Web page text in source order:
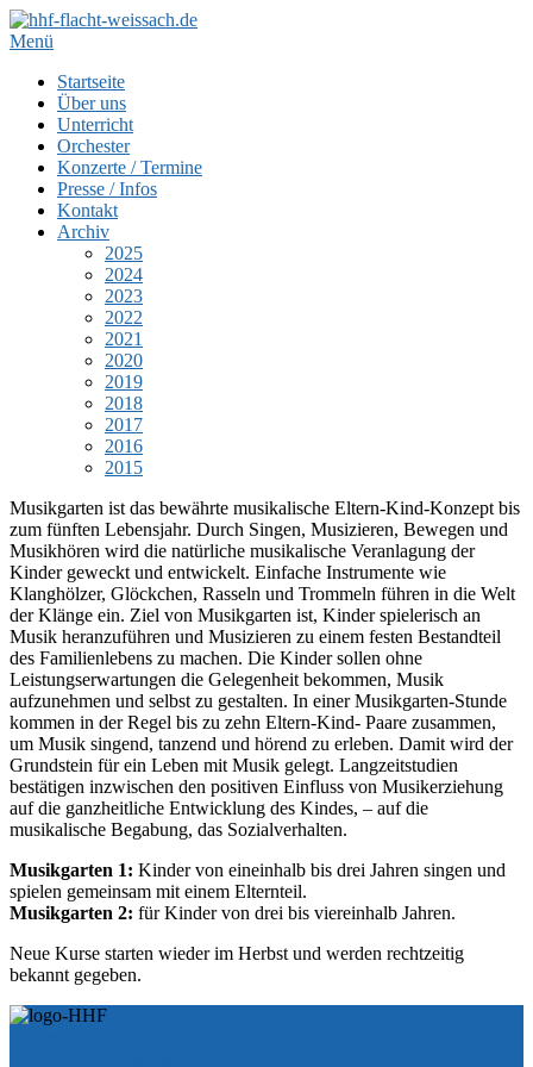
Zum
Inhalt
Menü
Startseite
Über uns
Unterricht
Orchester
Konzerte / Termine
Presse / Infos
Kontakt
Archiv
2025
2024
2023
2022
2021
2020
2019
2018
2017
2016
2015
Musikgarten ist das bewährte musikalische Eltern-Kind-Konzept bis
zum fünften Lebensjahr. Durch Singen, Musizieren, Bewegen und
Musikhören wird die natürliche musikalische Veranlagung der
Kinder geweckt und entwickelt. Einfache Instrumente wie
Klanghölzer, Glöckchen, Rasseln und Trommeln führen in die Welt
der Klänge ein. Ziel von Musikgarten ist, Kinder spielerisch an
Musik heranzuführen und Musizieren zu einem festen Bestandteil
des Familienlebens zu machen. Die Kinder sollen ohne
Leistungserwartungen die Gelegenheit bekommen, Musik
aufzunehmen und selbst zu gestalten. In einer Musikgarten-Stunde
kommen in der Regel bis zu zehn Eltern-Kind- Paare zusammen,
um Musik singend, tanzend und hörend zu erleben. Damit wird der
Grundstein für ein Leben mit Musik gelegt. Langzeitstudien
bestätigen inzwischen den positiven Einfluss von Musikerziehung
auf die ganzheitliche Entwicklung des Kindes, – auf die
musikalische Begabung, das Sozialverhalten.
Musikgarten 1: Kinder von eineinhalb bis drei Jahren singen und
spielen gemeinsam mit einem Elternteil.
Musikgarten 2: für Kinder von drei bis viereinhalb Jahren.
Neue Kurse starten wieder im Herbst und werden rechtzeitig
bekannt gegeben.